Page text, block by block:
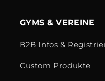
GYMS & VEREINE
B2B Infos &
Custom Produkte